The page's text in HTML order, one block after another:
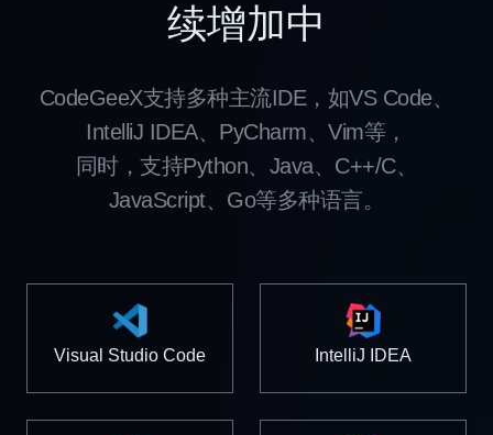
续增加中
CodeGeeX支持多种主流IDE，如VS Code、
IntelliJ IDEA、PyCharm、Vim等，
同时，支持Python、Java、C++/C、
JavaScript、Go等多种语言。
Visual Studio Code IntelliJ IDEA